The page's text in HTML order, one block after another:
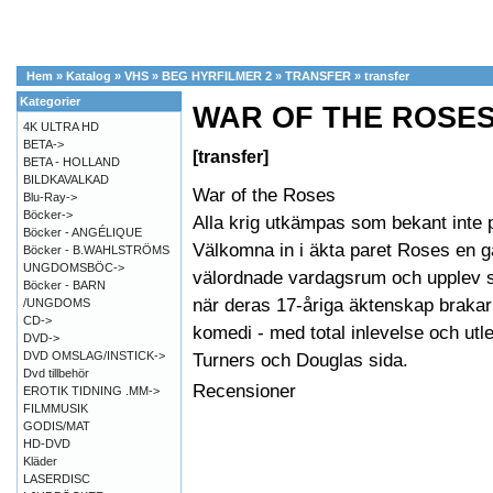
Hem » Katalog » VHS » BEG HYRFILMER 2 » TRANSFER » transfer
WAR OF THE
[transfer]
War of the Roses
Alla krig utkämpas som bekant inte
Välkomna in i äkta paret Roses en
välordnade vardagsrum och upplev
när deras 17-åriga äktenskap
komedi - med total inlevelse och
Turners och Douglas sida.
Recensioner
Kategorier
4K ULTRA HD
BETA->
BETA - HOLLAND
BILDKAVALKAD
Blu-Ray->
Böcker->
Böcker - ANGÉLIQUE
Böcker - B.WAHLSTRÖMS
UNGDOMSBÖC->
Böcker - BARN
/UNGDOMS
CD->
DVD->
DVD OMSLAG/INSTICK->
Dvd tillbehör
EROTIK TIDNING .MM->
FILMMUSIK
GODIS/MAT
HD-DVD
Kläder
LASERDISC